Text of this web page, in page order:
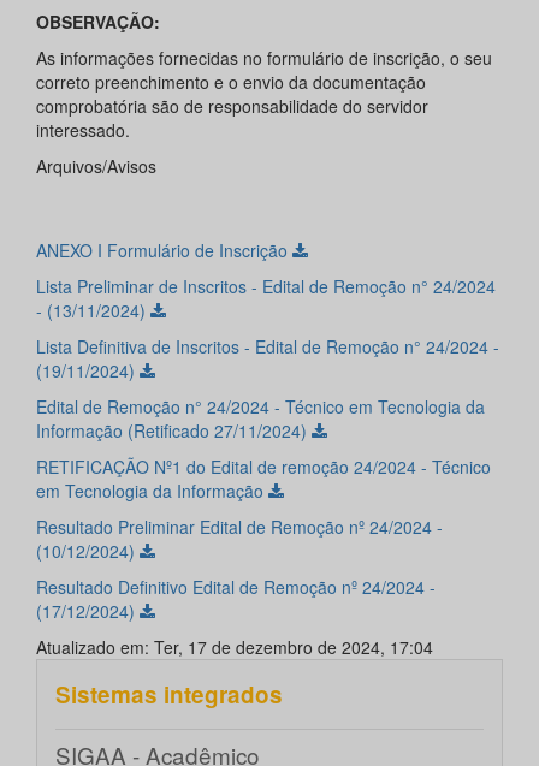
OBSERVAÇÃO:
As informações fornecidas no formulário de inscrição, o seu
correto preenchimento e o envio da documentação
comprobatória são de responsabilidade do servidor
interessado.
Arquivos/Avisos
ANEXO I Formulário de Inscrição
Lista Preliminar de Inscritos - Edital de Remoção n° 24/2024
- (13/11/2024)
Lista Definitiva de Inscritos - Edital de Remoção n° 24/2024 -
(19/11/2024)
Edital de Remoção n° 24/2024 - Técnico em Tecnologia da
Informação (Retificado 27/11/2024)
RETIFICAÇÃO Nº1 do Edital de remoção 24/2024 - Técnico
em Tecnologia da Informação
Resultado Preliminar Edital de Remoção nº 24/2024 -
(10/12/2024)
Resultado Definitivo Edital de Remoção nº 24/2024 -
(17/12/2024)
Atualizado em: Ter, 17 de dezembro de 2024, 17:04
Sistemas integrados
SIGAA - Acadêmico